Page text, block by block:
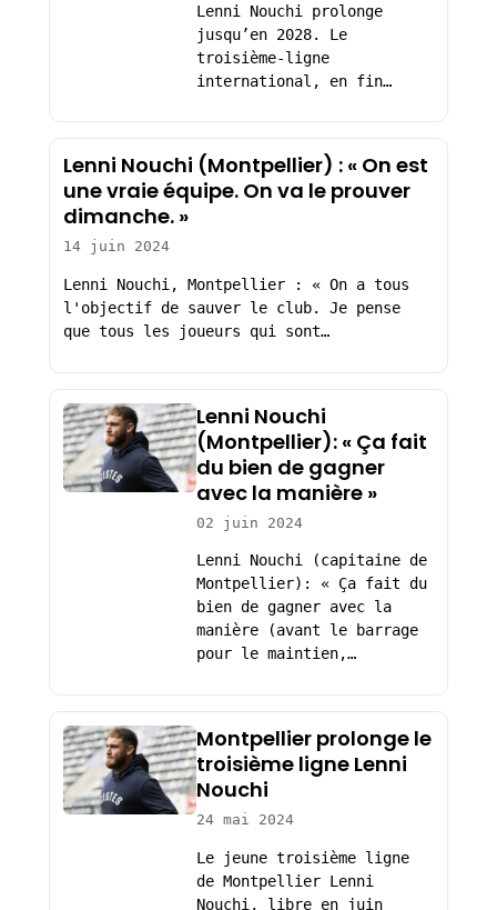
Lenni Nouchi prolonge
jusqu’en 2028. Le
troisième-ligne
international, en fin…
Lenni Nouchi (Montpellier) : « On est
une vraie équipe. On va le prouver
dimanche. »
14 juin 2024
Lenni Nouchi, Montpellier : « On a tous
l'objectif de sauver le club. Je pense
que tous les joueurs qui sont…
Lenni Nouchi
(Montpellier): « Ça fait
du bien de gagner
avec la manière »
02 juin 2024
Lenni Nouchi (capitaine de
Montpellier): « Ça fait du
bien de gagner avec la
manière (avant le barrage
pour le maintien,…
Montpellier prolonge le
troisième ligne Lenni
Nouchi
24 mai 2024
Le jeune troisième ligne
de Montpellier Lenni
Nouchi, libre en juin